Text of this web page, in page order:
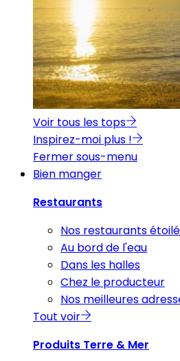
Voir tous les tops
Inspirez-moi plus !
Fermer sous-menu
Bien manger
Restaurants
Nos restaurants
Au bord de l'eau
Dans les halles
Chez le producteur
Nos meilleures
Tout voir
Produits Terre & Mer